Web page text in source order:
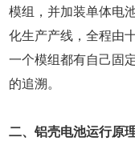
模组，并加装单体电
化生产产线，全程由
一个模组都有自己固
的追溯。
二、铝壳电池运行原